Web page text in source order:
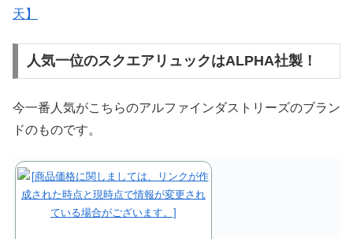
天】
人気一位のスクエアリュックはALPHA社製！
今一番人気がこちらのアルファインダストリーズのブラン
ドのものです。